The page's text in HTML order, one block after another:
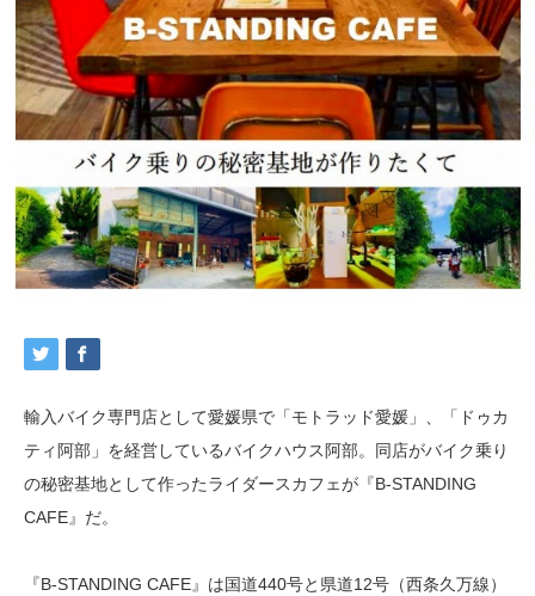
輸入バイク専門店として愛媛県で「モトラッド愛媛」、「ドゥカ
ティ阿部」を経営しているバイクハウス阿部。同店がバイク乗り
の秘密基地として作ったライダースカフェが『B-STANDING
CAFE』だ。
『B-STANDING CAFE』は国道440号と県道12号（西条久万線）